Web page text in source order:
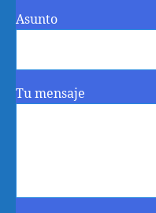
Asunto
Tu mensaje